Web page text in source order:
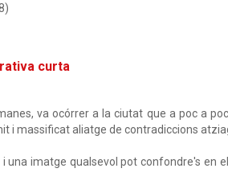
curta
va ocórrer a la ciutat que a poc a
i massificat aliatge de contradiccions
una imatge qualsevol pot confondre's en